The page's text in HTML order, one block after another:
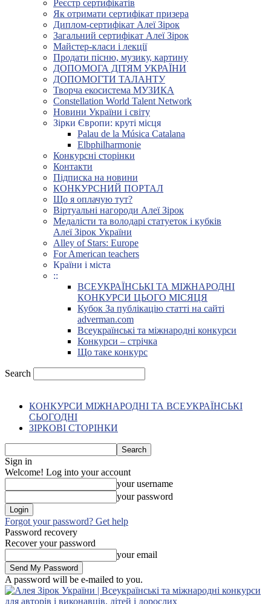
Реєстр сертифікатів
Як отримати сертифікат призера
Диплом-сертифікат Алеї Зірок
Загальний сертифікат Алеї Зірок
Майстер-класи і лекції
Продати пісню, музику, картину
ДОПОМОГА ДІТЯМ УКРАЇНИ
ДОПОМОГТИ ТАЛАНТУ
Творча екосистема МУЗИКА
Constellation World Talent Network
Новини України і світу
Зірки Європи: круті місця
Palau de la Música Catalana
Elbphilharmonie
Конкурсні сторінки
Контакти
Підписка на новини
КОНКУРСНИЙ ПОРТАЛ
Що я оплачую тут?
Віртуальні нагороди Алеї Зірок
Медалісти та володарі статуеток і кубків
Алеї Зірок України
Alley of Stars: Europe
For American teachers
Країни і міста
::
ВСЕУКРАЇНСЬКІ ТА МІЖНАРОДНІ
КОНКУРСИ ЦЬОГО МІСЯЦЯ
Кубок За публікацію статті на сайті
adverman.com
Всеукраїнські та міжнародні конкурси
Конкурси – стрічка
Що таке конкурс
Search
КОНКУРСИ МІЖНАРОДНІ ТА ВСЕУКРАЇНСЬКІ
СЬОГОДНІ
ЗІРКОВІ СТОРІНКИ
Sign in
Welcome! Log into your account
your username
your password
Forgot your password? Get help
Password recovery
Recover your password
your email
A password will be e-mailed to you.